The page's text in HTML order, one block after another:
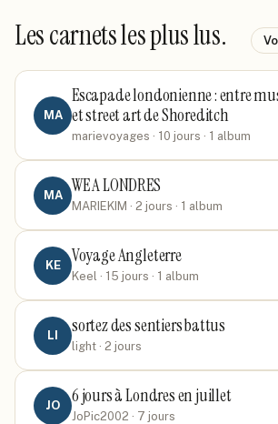
Les carnets les plus lus.
MA
Escapade londonienne : entre
et street art de Shoreditch
marievoyages · 10 jours · 1 album
MA WE A LONDRES
MARIEKIM · 2 jours · 1 album
KE Voyage Angleterre
Keel · 15 jours · 1 album
LI sortez des sentiers battus
light · 2 jours
JO 6 jours à Londres en juillet
JoPic2002 · 7 jours